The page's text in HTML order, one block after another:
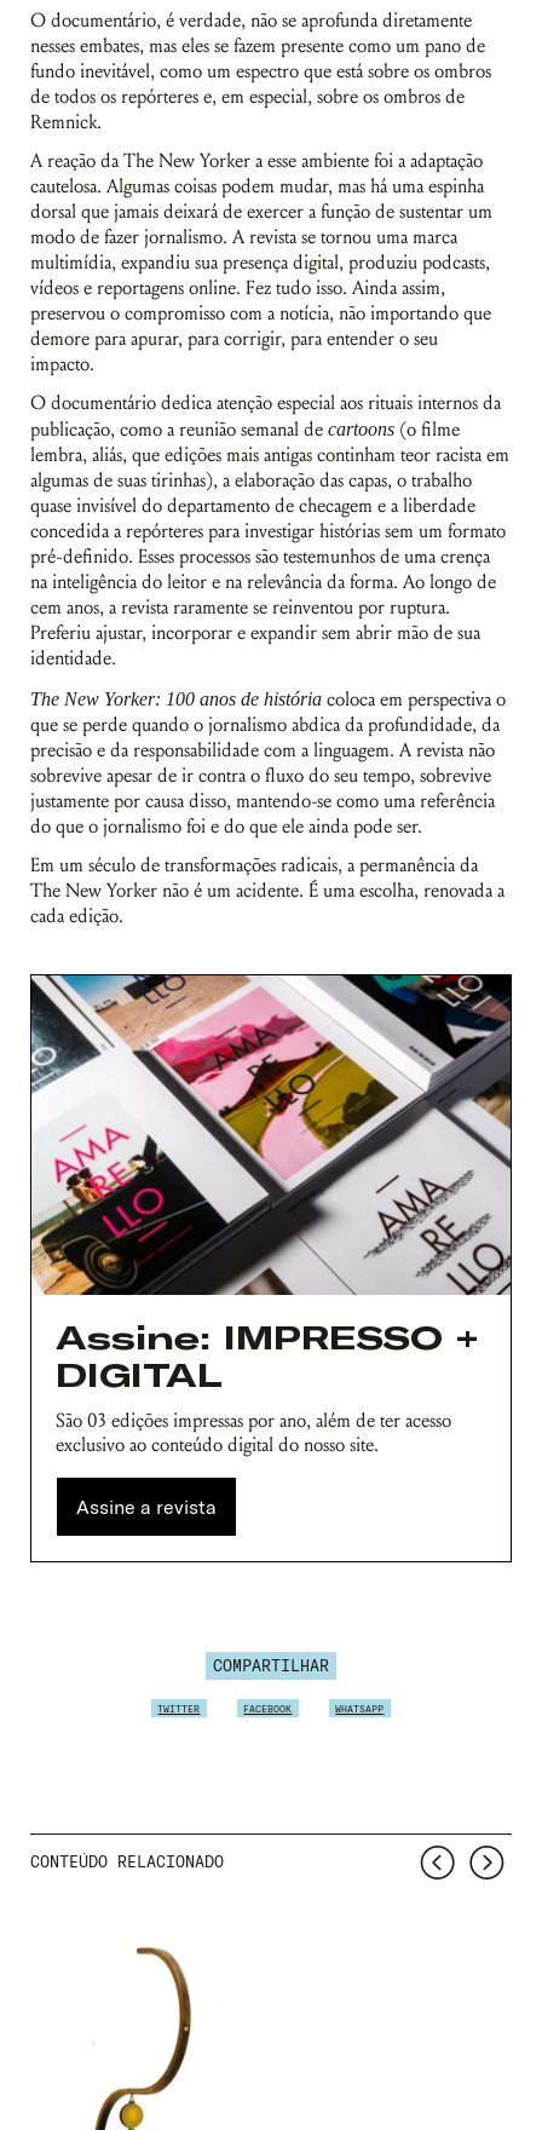
O documentário, é verdade, não se aprofunda diretamente
nesses embates, mas eles se fazem presente como um pano de
fundo inevitável, como um espectro que está sobre os ombros
de todos os repórteres e, em especial, sobre os ombros de
Remnick.
A reação da The New Yorker a esse ambiente foi a adaptação
cautelosa. Algumas coisas podem mudar, mas há uma espinha
dorsal que jamais deixará de exercer a função de sustentar um
modo de fazer jornalismo. A revista se tornou uma marca
multimídia, expandiu sua presença digital, produziu podcasts,
vídeos e reportagens online. Fez tudo isso. Ainda assim,
preservou o compromisso com a notícia, não importando que
demore para apurar, para corrigir, para entender o seu
impacto.
O documentário dedica atenção especial aos rituais internos da
publicação, como a reunião semanal decartoons (o filme
lembra, aliás, que edições mais antigas continham teor racista em
algumas de suas tirinhas), a elaboração das capas, o trabalho
quase invisível do departamento de checagem e a liberdade
concedida a repórteres para investigar histórias sem um formato
pré-definido. Esses processos são testemunhos de uma crença
na inteligência do leitor e na relevância da forma. Ao longo de
cem anos, a revista raramente se reinventou por ruptura.
Preferiu ajustar, incorporar e expandir sem abrir mão de sua
identidade.
The New Yorker: 100 anos de história coloca em perspectiva o
que se perde quando o jornalismo abdica da profundidade, da
precisão e da responsabilidade com a linguagem. A revista não
sobrevive apesar de ir contra o fluxo do seu tempo, sobrevive
justamente por causa disso, mantendo-se como uma referência
do que o jornalismo foi e do que ele ainda pode ser.
Em um século de transformações radicais, a permanência da
The New Yorker não é um acidente. É uma escolha, renovada a
cada edição.
Assine: IMPRESSO +
DIGITAL
São 03 edições impressas por ano, além de ter acesso
exclusivo ao conteúdo digital do nosso site.
Assine a revista
COMPARTILHAR
TWITTER FACEBOOK WHATSAPP
CONTEÚDO RELACIONADO
Nome de usuário ou endereço de e-
Senha
Lembrar-me